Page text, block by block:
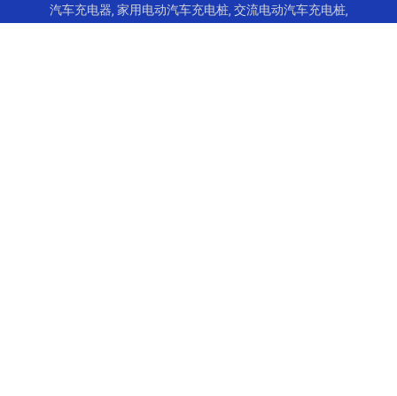
汽车充电器 家用电动汽车充电桩, 交流电动汽车充电桩,